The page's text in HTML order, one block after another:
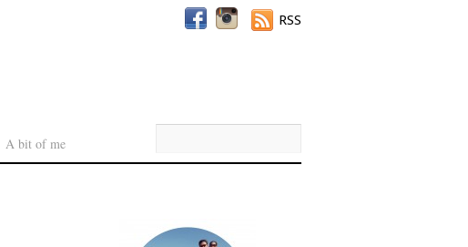
A bit of me
RSS